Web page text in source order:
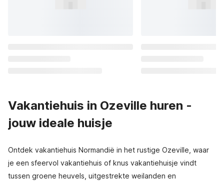
Vakantiehuis in Ozeville huren -
jouw ideale huisje
Ontdek vakantiehuis Normandië in het rustige Ozeville, waar
je een sfeervol vakantiehuis of knus vakantiehuisje vindt
tussen groene heuvels, uitgestrekte weilanden en